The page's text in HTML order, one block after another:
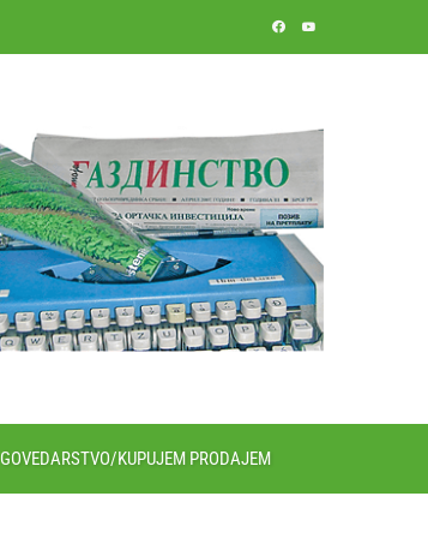
GOVEDARSTVO/KUPUJEM PRODAJEM